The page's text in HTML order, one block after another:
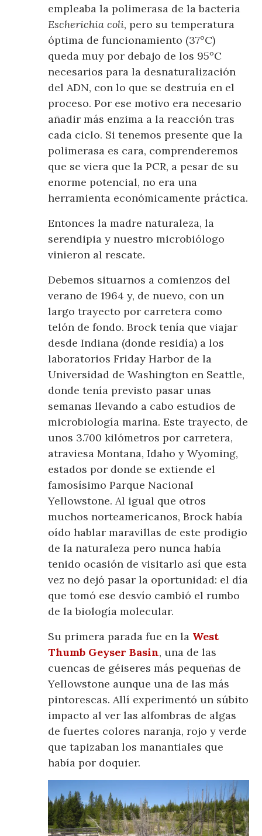
empleaba la polimerasa de la bacteria
Escherichia coli, pero su temperatura
óptima de funcionamiento (37ºC)
queda muy por debajo de los 95ºC
necesarios para la desnaturalización
del ADN, con lo que se destruía en el
proceso. Por ese motivo era necesario
añadir más enzima a la reacción tras
cada ciclo. Si tenemos presente que la
polimerasa es cara, comprenderemos
que se viera que la PCR, a pesar de su
enorme potencial, no era una
herramienta económicamente práctica.
Entonces la madre naturaleza, la
serendipia y nuestro microbiólogo
vinieron al rescate.
Debemos situarnos a comienzos del
verano de 1964 y, de nuevo, con un
largo trayecto por carretera como
telón de fondo. Brock tenía que viajar
desde Indiana (donde residía) a los
laboratorios Friday Harbor de la
Universidad de Washington en Seattle,
donde tenía previsto pasar unas
semanas llevando a cabo estudios de
microbiología marina. Este trayecto, de
unos 3.700 kilómetros por carretera,
atraviesa Montana, Idaho y Wyoming,
estados por donde se extiende el
famosísimo Parque Nacional
Yellowstone. Al igual que otros
muchos norteamericanos, Brock había
oído hablar maravillas de este prodigio
de la naturaleza pero nunca había
tenido ocasión de visitarlo así que esta
vez no dejó pasar la oportunidad: el día
que tomó ese desvío cambió el rumbo
de la biología molecular.
Su primera parada fue en la West
Thumb Geyser Basin, una de las
cuencas de géiseres más pequeñas de
Yellowstone aunque una de las más
pintorescas. Allí experimentó un súbito
impacto al ver las alfombras de algas
de fuertes colores naranja, rojo y verde
que tapizaban los manantiales que
había por doquier.